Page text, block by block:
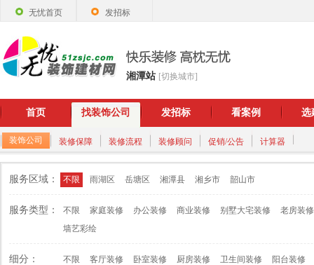
无忧首页 发招标
湘潭站 [切换城市]
首页 找装饰公司 发招标 看案例 选
装饰公司 装修保障 装修流程 装修顾问 促销/公告 计算器
服务区域： 不限 雨湖区 岳塘区 湘潭县 湘乡市 韶山市
服务类型： 不限 家庭装修 办公装修 商业装修 别墅大宅装修
老房装修
墙艺彩绘
细分： 不限 客厅装修 卧室装修 厨房装修 卫生间装修 阳台装修